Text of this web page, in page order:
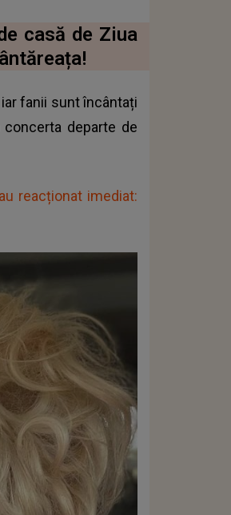
casă de Ziua
fanii sunt încântați
departe de
reacționat imediat: